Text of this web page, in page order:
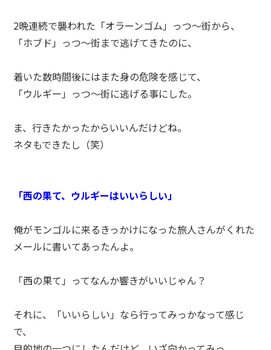
2晩連続で襲われた「オラーンゴム」っつ～街から、
「ホブド」っつ～街まで逃げてきたのに、
着いた数時間後にはまた身の危険を感じて、
「ウルギー」っつ～街に逃げる事にした。
ま、行きたかったからいいんだけどね。
ネタもできたし（笑）
「西の果て、ウルギーはいいらしい」
俺がモンゴルに来るきっかけになった旅人さんがくれた
メールに書いてあったんよ。
「西の果て」ってなんか響きがいいじゃん？
それに、「いいらしい」なら行ってみっかなって感じ
で、